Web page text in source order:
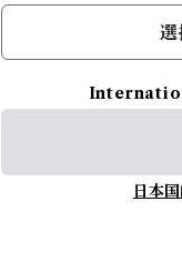
選
日本